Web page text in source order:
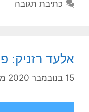
כתיבת תגובה
אלעד רזניק:
15 בנובמבר 2020